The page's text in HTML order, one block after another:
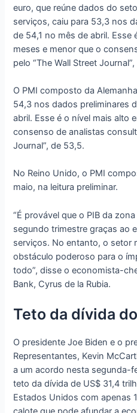
euro, que reúne dados do
serviços, caiu para 53,3 nos
de 54,1 no mês de abril. Esse
meses e menor que o
pelo “The Wall Street
O PMI composto da
54,3 nos dados preliminares
abril. Esse é o nível mais alto
consenso de analistas
Journal”, de 53,5.
No Reino Unido, o PMI
maio, na leitura preliminar.
“É provável que o PIB da
segundo trimestre graças ao
serviços. No entanto, o setor
obstáculo poderoso para o
todo”, disse o economista-
Bank, Cyrus de la Rubia.
Teto da dívida
O presidente Joe Biden e o
Representantes, Kevin
a um acordo nesta segunda-
teto da dívida de US$ 31,4
Estados Unidos com apenas